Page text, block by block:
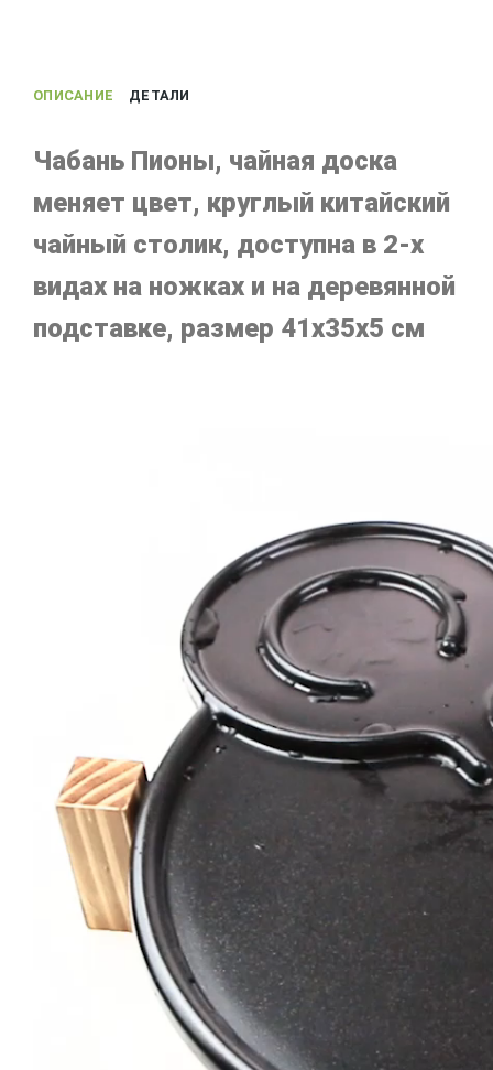
смОПИСАНИЕ ДЕТАЛИ
Чабань Пионы, чайная доска
меняет цвет, круглый китайский
чайный столик, доступна в 2-х
видах на ножках и на деревянной
подставке, размер 41х35х5 см